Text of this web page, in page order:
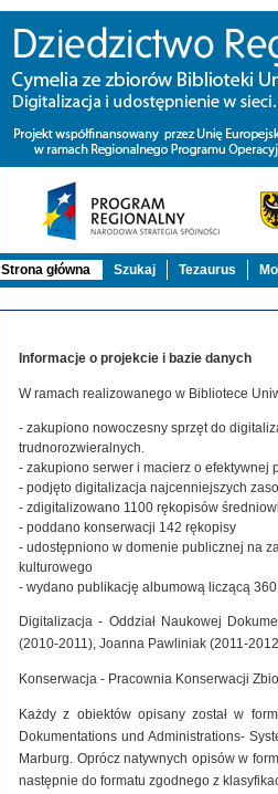
Strona główna Szukaj Tezaurus
Informacje o projekcie i bazie danych
W ramach realizowanego w Bibliotece
- zakupiono nowoczesny sprzęt do
trudnorozwieralnych.
- zakupiono serwer i macierz o efektywnej
- podjęto digitalizacja najcenniejszych
- zdigitalizowano 1100 rękopisów
- poddano konserwacji 142 rękopisy
- udostępniono w domenie publicznej na
kulturowego
- wydano publikację albumową liczącą 360
Digitalizacja - Oddział Naukowej
(2010-2011), Joanna Pawliniak (2011-
Konserwacja - Pracownia Konserwacji
Każdy z obiektów opisany został w
Dokumentations und Administrations-
Marburg. Oprócz natywnych opisów w
następnie do formatu zgodnego z